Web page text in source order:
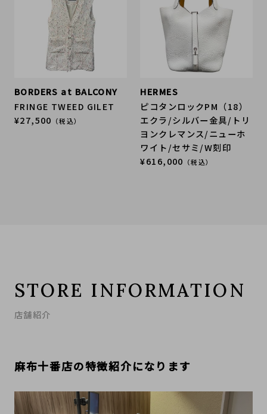
BORDERS at BALCONY
FRINGE TWEED GILET
¥27,500 （税込）
HERMES
ピコタンロックPM（18）
エクラ/シルバー金具/トリ
ヨンクレマンス/ニューホ
ワイト/セサミ/W刻印
¥616,000 （税込）
STORE INFORMATION
店舗紹介
麻布十番店の特徴紹介になります